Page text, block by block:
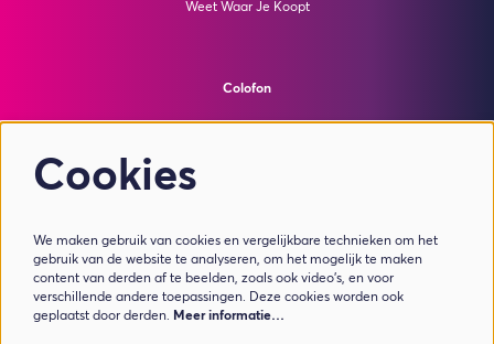
Weet Waar Je Koopt
Colofon
Meld je aan voor de nieuwsbrief
Cookies
We maken gebruik van cookies en vergelijkbare technieken om het
gebruik van de website te analyseren, om het mogelijk te maken
content van derden af te beelden, zoals ook video’s, en voor
verschillende andere toepassingen. Deze cookies worden ook
geplaatst door derden. Meer informatie…